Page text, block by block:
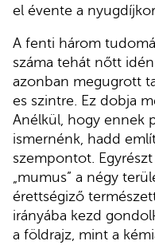
el évente a
A fenti három
száma tehát nőtt
azonban megugrott
es szintre. Ez dobja
Anélkül, hogy ennek
ismernénk, hadd
szempontot.
„mumus” a négy
érettségiző
irányába kezd
a földrajz, mint a